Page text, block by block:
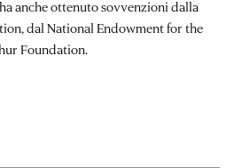
anche ottenuto sovvenzioni dalla
dal National Endowment for the
Foundation.